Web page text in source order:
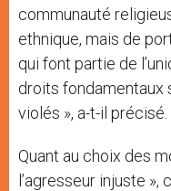
communauté
ethnique, mais de
qui font partie de
droits fondamentaux
violés », a-t-il précisé.
Quant au choix des
l’agresseur injuste